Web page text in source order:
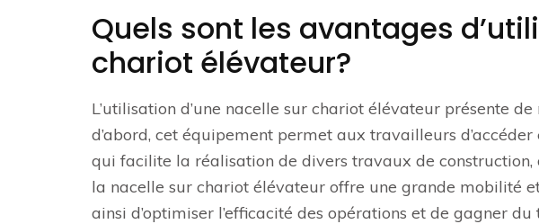
Quels sont les avantages
chariot élévateur?
L’utilisation d’une nacelle sur chariot élévateur présente
d’abord, cet équipement permet aux travailleurs
qui facilite la réalisation de divers travaux de construction,
la nacelle sur chariot élévateur offre une grande mobilité
ainsi d’optimiser l’efficacité des opérations et de gagner